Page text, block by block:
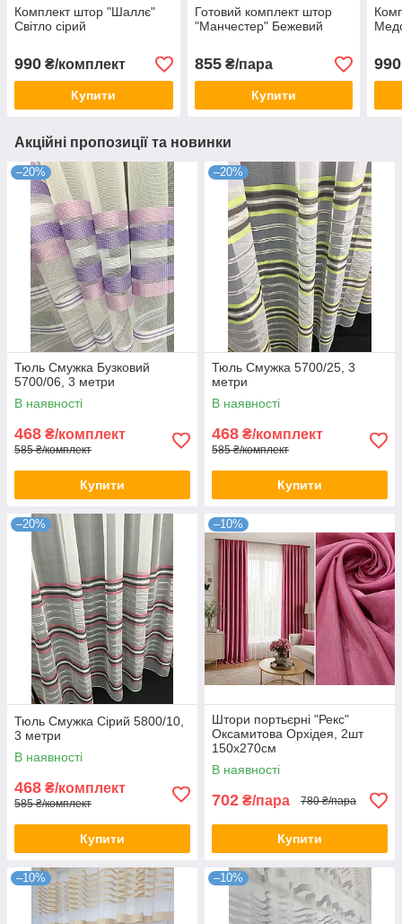
Комплект штор "Шаллє"
Світло сірий
990 ₴/комплект
Купити
Готовий комплект штор
"Манчестер" Бежевий
855₴/пара
Купити
990
Акційні пропозиції та новинки
–20%
Тюль Смужка Бузковий
5700/06, 3 метри
В наявності
468 ₴/комплект
585 ₴/комплект
Купити
–20%
Тюль Смужка 5700/25, 3
метри
В наявності
468 ₴/комплект
585 ₴/комплект
Купити
–20%
Тюль Смужка Сірий 5800/10,
3 метри
В наявності
468 ₴/комплект
585 ₴/комплект
Купити
–10%
Штори портьєрні "Рекс"
Оксамитова Орхідея, 2шт
150х270см
В наявності
702 ₴/пара 780 ₴/пара
Купити
–10% –10%